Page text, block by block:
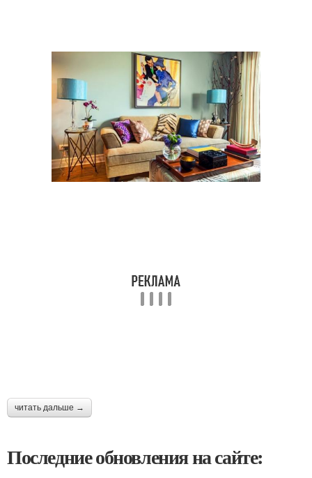
читать дальше →
Последние обновления на сайте: